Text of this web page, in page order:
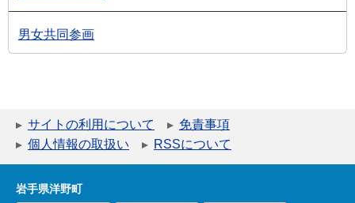
男女共同参画
サイトの利用について
免責事項
個人情報の取扱い
RSSについて
岩手県洋野町